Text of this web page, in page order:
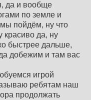
да и вообще
по земле и
пойдём, ну что
красиво да, ну
быстрее дальше,
добежим и там вас
игрой
ребятам наш
продолжать